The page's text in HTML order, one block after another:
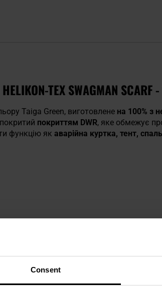
Consent
TEX SWAGMAN SCARF -
Taiga Green, виготовлене на 100% з
покриттям DWR, яке обмежує
функцію як аварійна куртка, тент,